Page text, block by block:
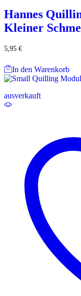
Hannes
Kleiner
5,95 €
In den Warenkorb
ausverkauft